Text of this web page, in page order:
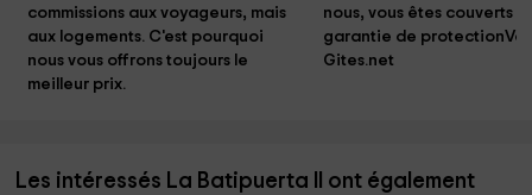
commissions aux voyageurs, mais
aux logements. C'est pourquoi
nous vous offrons toujours le
meilleur prix.
nous, vous êtes couverts
garantie de
Gites.net
Les intéressés La Batipuerta II ont également